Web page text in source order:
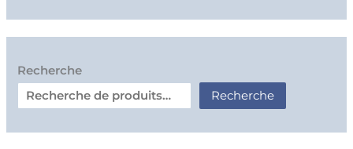
Recherche
Recherche